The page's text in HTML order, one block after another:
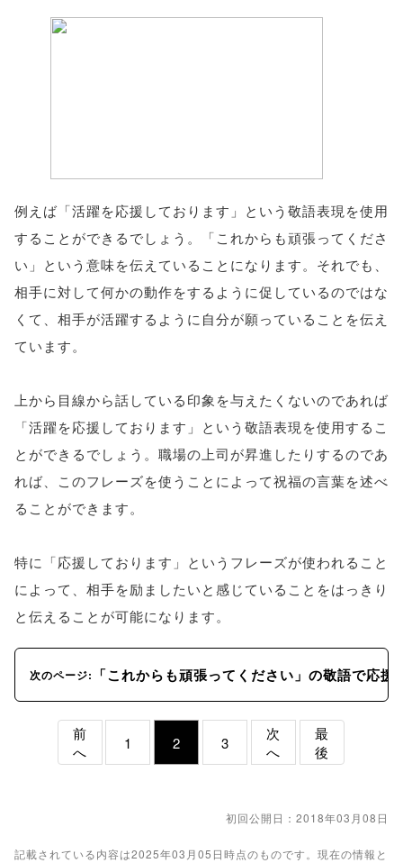
例えば「活躍を応援しております」という敬語表現を使用
することができるでしょう。「これからも頑張ってくださ
い」という意味を伝えていることになります。それでも、
相手に対して何かの動作をするように促しているのではな
くて、相手が活躍するように自分が願っていることを伝え
ています。
上から目線から話している印象を与えたくないのであれば
「活躍を応援しております」という敬語表現を使用するこ
とができるでしょう。職場の上司が昇進したりするのであ
れば、このフレーズを使うことによって祝福の言葉を述べ
ることができます。
特に「応援しております」というフレーズが使われること
によって、相手を励ましたいと感じていることをはっきり
と伝えることが可能になります。
次のページ: 「これからも頑張ってください」の敬語で応援
前
へ
1 2 3
次
へ
最
後
初回公開日：2018年03月08日
記載されている内容は2025年03月05日時点のものです。現在の情報と